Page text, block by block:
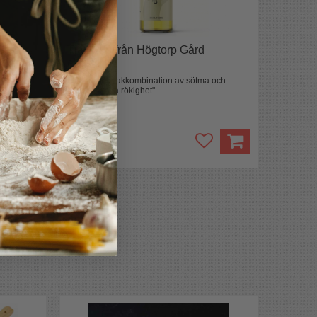
Tjärsirap från Högtorp Gård
ekologisk
"Urläcker smakkombination av sötma och
tjärans sträva rökighet"
215 kr